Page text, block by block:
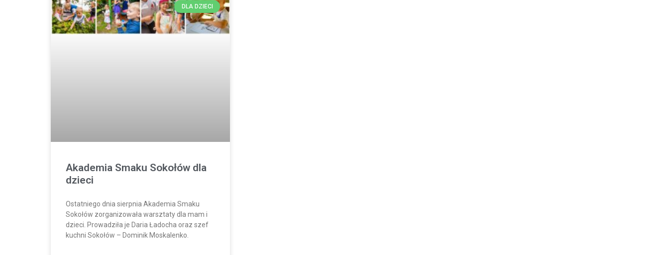
DLA DZIECI
Akademia Smaku Sokołów dla
dzieci
Ostatniego dnia sierpnia Akademia Smaku
Sokołów zorganizowała warsztaty dla mam i
dzieci. Prowadziła je Daria Ładocha oraz szef
kuchni Sokołów – Dominik Moskalenko.